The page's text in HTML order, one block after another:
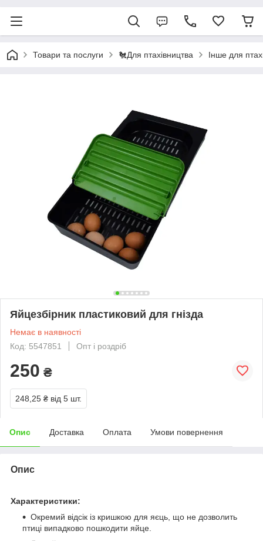
Товари та послуги 🐔Для птахівництва Інше для
Яйцезбірник пластиковий для гнізда
Немає в наявності
Код: 5547851
Опт і роздріб
250 ₴
248,25 ₴ від 5 шт.
Опис Доставка Оплата Умови повернення
Опис
Характеристики:
Окремий відсік із кришкою для яєць, що не дозволить
птиці випадково пошкодити яйце.